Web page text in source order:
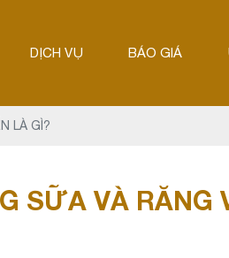
DỊCH VỤ BÁO GIÁ
LÀ GÌ?
SỮA VÀ RĂNG